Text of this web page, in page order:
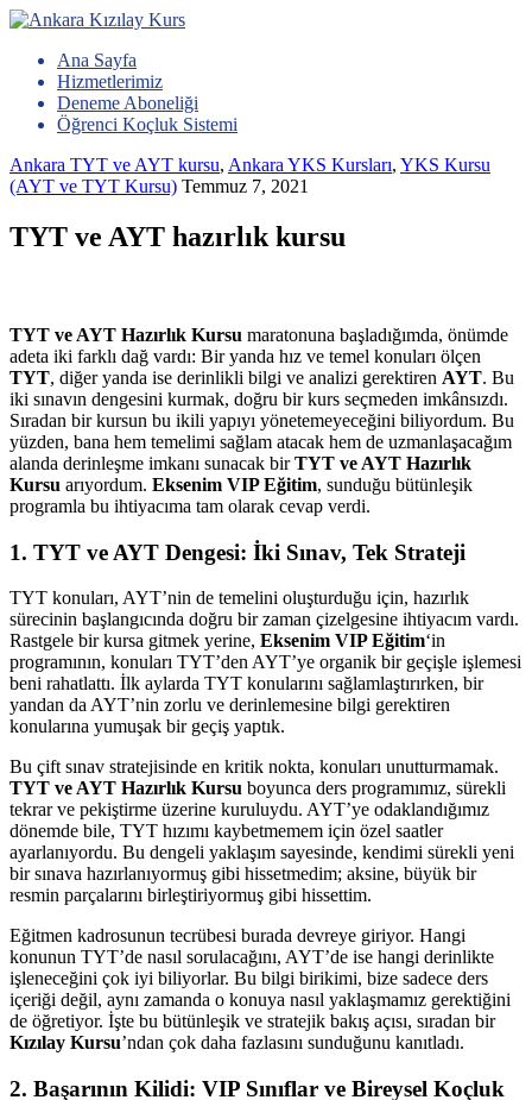
Ana Sayfa
Hizmetlerimiz
Deneme Aboneliği
Öğrenci Koçluk Sistemi
Ankara TYT ve AYT kursu, Ankara YKS Kursları, YKS Kursu
(AYT ve TYT Kursu) Temmuz 7, 2021
TYT ve AYT hazırlık kursu
TYT ve AYT Hazırlık Kursu maratonuna başladığımda, önümde
adeta iki farklı dağ vardı: Bir yanda hız ve temel konuları ölçen
TYT, diğer yanda ise derinlikli bilgi ve analizi gerektiren AYT. Bu
iki sınavın dengesini kurmak, doğru bir kurs seçmeden imkânsızdı.
Sıradan bir kursun bu ikili yapıyı yönetemeyeceğini biliyordum. Bu
yüzden, bana hem temelimi sağlam atacak hem de uzmanlaşacağım
alanda derinleşme imkanı sunacak birTYT ve AYT Hazırlık
Kursu arıyordum. Eksenim VIP Eğitim, sunduğu bütünleşik
programla bu ihtiyacıma tam olarak cevap verdi.
1. TYT ve AYT Dengesi: İki Sınav, Tek Strateji
TYT konuları, AYT’nin de temelini oluşturduğu için, hazırlık
sürecinin başlangıcında doğru bir zaman çizelgesine ihtiyacım vardı.
Rastgele bir kursa gitmek yerine, Eksenim VIP Eğitim‘in
programının, konuları TYT’den AYT’ye organik bir geçişle işlemesi
beni rahatlattı. İlk aylarda TYT konularını sağlamlaştırırken, bir
yandan da AYT’nin zorlu ve derinlemesine bilgi gerektiren
konularına yumuşak bir geçiş yaptık.
Bu çift sınav stratejisinde en kritik nokta, konuları unutturmamak.
TYT ve AYT Hazırlık Kursu boyunca ders programımız, sürekli
tekrar ve pekiştirme üzerine kuruluydu. AYT’ye odaklandığımız
dönemde bile, TYT hızımı kaybetmemem için özel saatler
ayarlanıyordu. Bu dengeli yaklaşım sayesinde, kendimi sürekli yeni
bir sınava hazırlanıyormuş gibi hissetmedim; aksine, büyük bir
resmin parçalarını birleştiriyormuş gibi hissettim.
Eğitmen kadrosunun tecrübesi burada devreye giriyor. Hangi
konunun TYT’de nasıl sorulacağını, AYT’de ise hangi derinlikte
işleneceğini çok iyi biliyorlar. Bu bilgi birikimi, bize sadece ders
içeriği değil, aynı zamanda o konuya nasıl yaklaşmamız gerektiğini
de öğretiyor. İşte bu bütünleşik ve stratejik bakış açısı, sıradan bir
Kızılay Kursu’ndan çok daha fazlasını sunduğunu kanıtladı.
2. Başarının Kilidi: VIP Sınıflar ve Bireysel Koçluk